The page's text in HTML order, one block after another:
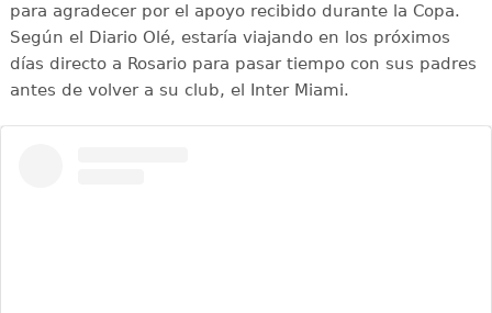
para agradecer por el apoyo recibido durante la Copa.
Según el Diario Olé, estaría viajando en los próximos
días directo a Rosario para pasar tiempo con sus padres
antes de volver a su club, el Inter Miami.